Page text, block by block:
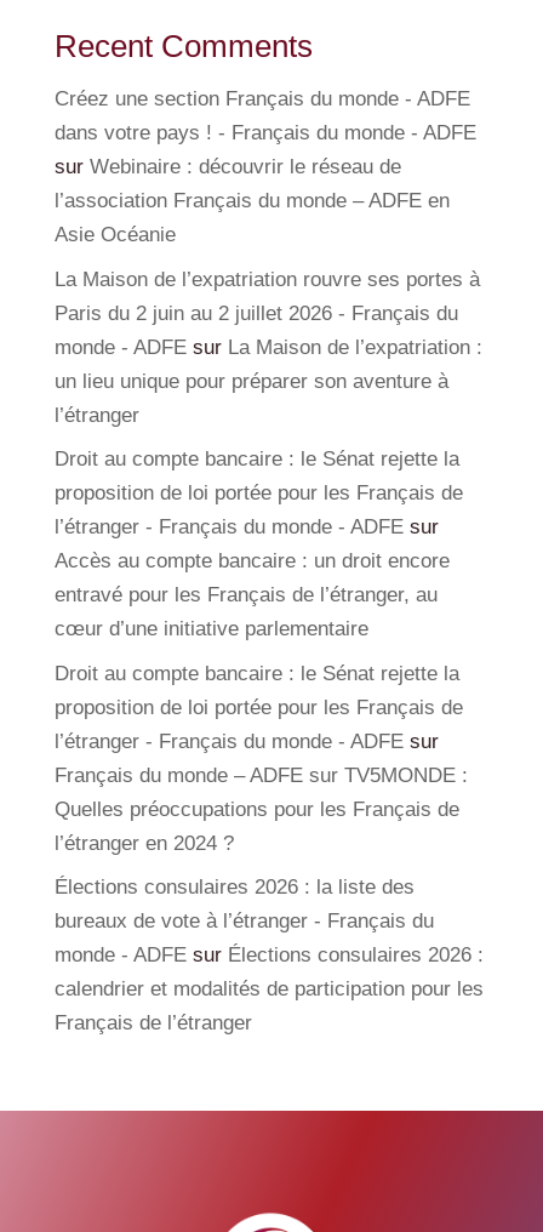
Recent Comments
Créez une section Français du monde - ADFE
dans votre pays ! - Français du monde - ADFE
sur Webinaire : découvrir le réseau de
l’association Français du monde – ADFE en
Asie Océanie
La Maison de l’expatriation rouvre ses portes à
Paris du 2 juin au 2 juillet 2026 - Français du
monde - ADFEsur La Maison de l’expatriation :
un lieu unique pour préparer son aventure à
l’étranger
Droit au compte bancaire : le Sénat rejette la
proposition de loi portée pour les Français de
l’étranger - Français du monde - ADFEsur
Accès au compte bancaire : un droit encore
entravé pour les Français de l’étranger, au
cœur d’une initiative parlementaire
Droit au compte bancaire : le Sénat rejette la
proposition de loi portée pour les Français de
l’étranger - Français du monde - ADFEsur
Français du monde – ADFE sur TV5MONDE :
Quelles préoccupations pour les Français de
l’étranger en 2024 ?
Élections consulaires 2026 : la liste des
bureaux de vote à l’étranger - Français du
monde - ADFEsur Élections consulaires 2026 :
calendrier et modalités de participation pour les
Français de l’étranger